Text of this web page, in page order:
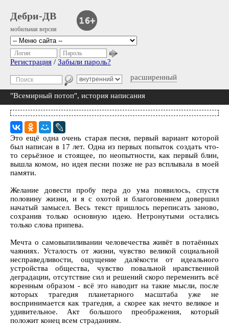
Дебри-ДВ
мобильная версия
расширенный
Логин Пароль
Регистрация / Забыли пароль?
"Всемирный потоп", история написания
Это ещё одна очень старая песня, первый вариант которой
был написан в 17 лет. Одна из первых попыток создать что-
то серьёзное и стоящее, по неопытности, как первый блин,
вышла комом, но идея песни позже не раз всплывала в моей
памяти.
Желание довести пробу пера до ума появилось, спустя
половину жизни, и я с охотой и благоговением довершил
начатый замысел. Весь текст пришлось переписать заново,
сохранив только основную идею. Нетронутыми остались
только слова припева.
Мечта о самовыпиливании человечества живёт в потаённых
чаяниях. Усталость от жизни, чувство великой социальной
несправедливости, ощущение далёкости от идеального
устройства общества, чувство повальной нравственной
деградации, отсутствие сил и решений скоро переменить всё
коренным образом - всё это наводит на такие мысли, после
которых трагедия планетарного масштаба уже не
воспринимается как трагедия, а скорее как нечто великое и
удивительное. Акт большого преображения, который
положит конец всем страданиям.